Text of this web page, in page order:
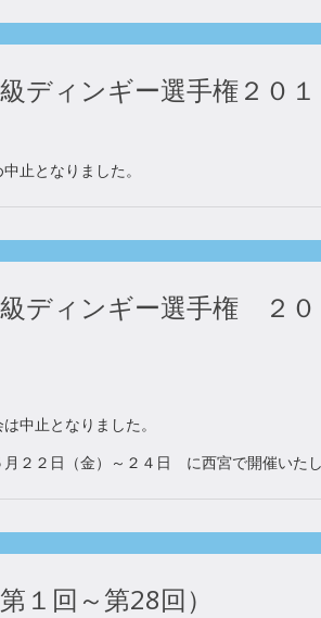
ディンギー選手権２０
止となりました。
ディンギー選手権 ２
中止となりました。
２２日（金）～２４日 に西宮で開催いたし
１回～第28回）